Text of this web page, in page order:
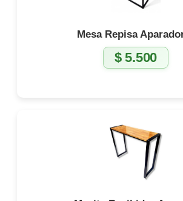
Mesa Repisa
$5.500